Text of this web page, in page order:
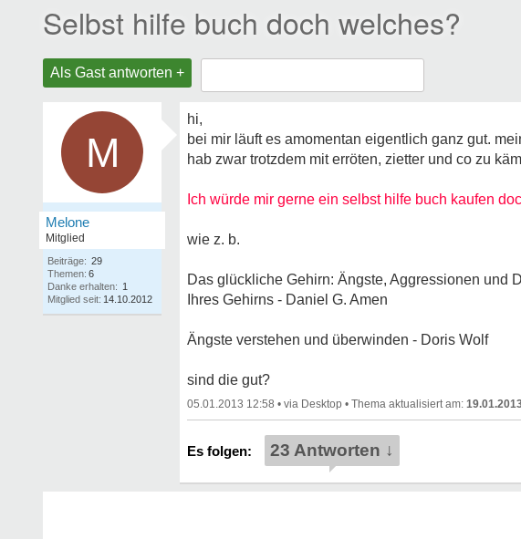
Selbst hilfe buch doch welches?
Als Gast antworten +
M
Melone
Mitglied
Beiträge: 29
Themen: 6
Danke erhalten: 1
Mitglied seit: 14.10.2012
hi,
bei mir läuft es amomentan eigentlich ganz gut.
hab zwar trotzdem mit erröten, zietter und co zu
Ich würde mir gerne ein selbst hilfe buch kaufen
wie z. b.
Das glückliche Gehirn: Ängste, Aggressionen und
Ihres Gehirns - Daniel G. Amen
Ängste verstehen und überwinden - Doris Wolf
sind die gut?
05.01.2013 12:58 • •
23 Antworten ↓